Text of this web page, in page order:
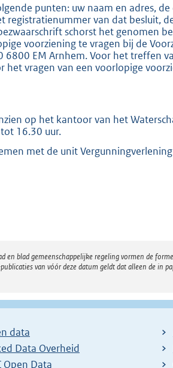
punten: uw naam en adres,
registratienummer van dat besluit,
schorst het genomen
voorziening te vragen bij de
6800 EM Arnhem. Voor het treffen
het vragen van een voorlopige
op het kantoor van het
16.30 uur.
met de unit
en blad gemeenschappelijke regeling vormen de
van vóór deze datum geldt dat alleen de in
data
Data Overheid
Open Data